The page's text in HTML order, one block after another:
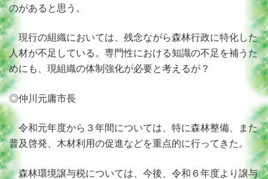
のがあると思う。
現行の組織においては、残念ながら森林行政に特化した
人材が不足している。専門性における知識の不足を補うた
めにも、現組織の体制強化が必要と考えるが？
◎仲川元庸市長
令和元年度から３年間については、特に森林整備、また
普及啓発、木材利用の促進などを重点的に行ってきた。
森林環境譲与税については、今後、令和６年度より譲与